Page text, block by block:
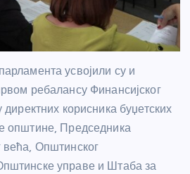
усвојили су и
ребалансу Финансијског
корисника буџетских
општине, Председника
Општинског
управе и Штаба за